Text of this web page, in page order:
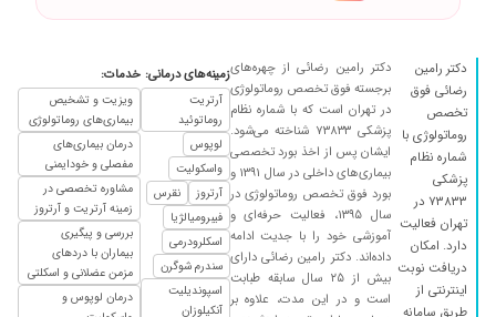
عدم رضایت ۱۴۰۴/۰۲/۲۱
فوق العاده هستن ۱۴۰۴/۰۶/۲۳
سلام من درد مفاصل دارم فعلا دارو دادن وآرمایش
دادم تا جوابش بیاد از مصرف دارو خیلی بهتر شدم تا
جواب آزمایشبیاد ببینیم چی میشه
۱۴۰۴/۰۷/۱۹
درد مفاصل تاحدودی بهبودی حاصل شده ۱۴۰۴/۰۸/۰۸
مشکل درد مفصل ۱۴۰۳/۱۲/۱۱
رماتیسم ۱۴۰۴/۰۹/۱۲
عدم رضایت ۱۴۰۴/۰۶/۲۰
دکتر رامین
رضائی فوق
تخصص
روماتولوژی با
شماره نظام
پزشکی
۷۳۸۳۳ در
تهران فعالیت
دارد. امکان
دریافت نوبت
اینترنتی از
طریق سامانه
دکتر رامین رضائی از چهره‌های
برجسته فوق تخصص روماتولوژی
در تهران است که با شماره نظام
پزشکی ۷۳۸۳۳ شناخته می‌شود.
ایشان پس از اخذ بورد تخصصی
بیماری‌های داخلی در سال ۱۳۹۱ و
بورد فوق تخصص روماتولوژی در
سال ۱۳۹۵، فعالیت حرفه‌ای و
آموزشی خود را با جدیت ادامه
داده‌اند. دکتر رامین رضائی دارای
بیش از ۲۵ سال سابقه طبابت
است و در این مدت، علاوه بر
زمینه‌های درمانی:
آرتریت
روماتوئید
لوپوس
واسکولیت
آرتروز
نقرس
فیبرومیالژیا
اسکلرودرمی
سندرم شوگرن
اسپوندیلیت
آنکیلوزان
خدمات:
ویزیت و تشخیص
بیماری‌های روماتولوژی
درمان بیماری‌های
مفصلی و خودایمنی
مشاوره تخصصی در
زمینه آرتریت و آرتروز
بررسی و پیگیری
بیماران با دردهای
مزمن عضلانی و اسکلتی
درمان لوپوس و